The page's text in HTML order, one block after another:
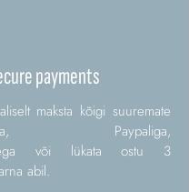
payments
maksta kõigi suuremate
Paypaliga,
või lükata ostu 3
abil.